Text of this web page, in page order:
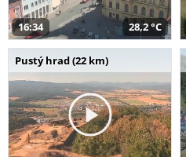
16:34 28,2 °C
Pustý hrad (22 km)